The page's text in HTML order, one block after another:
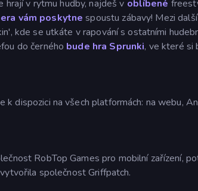
hrají v rytmu hudby, najdeš v oblíbené
vám poskytne spoustu zábavy! Mezi
kde se utkáte v rapování s ostatními
do černého bude hra Sprunki, ve které si
k dispozici na všech platformách: na webu,
RobTop Games pro mobilní zařízení,
společnost Griffpatch.